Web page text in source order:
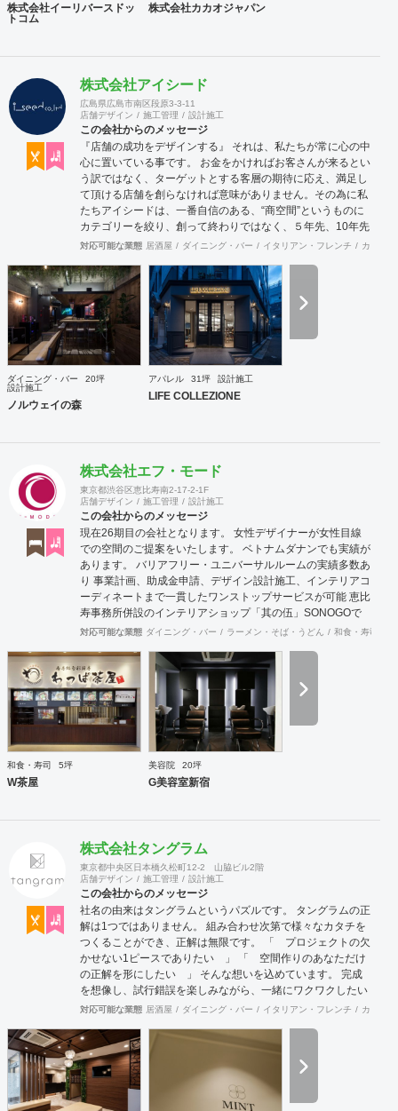
株式会社イーリバースドッ
トコム
株式会社カカオジャパン
株式会社アイシード
広島県広島市南区段原3-3-11
店舗デザイン
施工管理 設計施工
この会社からのメッセージ
『店舗の成功をデザインする』 それは、私たちが常に心の中
心に置いている事です。 お金をかければお客さんが来るとい
う訳ではなく、ターゲットとする客層の期待に応え、満足し
て頂ける店舗を創らなければ意味がありません。その為に私
たちアイシードは、一番自信のある、“商空間”というものに
カテゴリーを絞り、創って終わりではなく、５年先、10年先
を見据えながら、お客様のサクセスパートナーとして、成功
対応可能な業態 居酒屋 ダイニング・バー イタリアン・フレンチ カフェ
ダイニング・バー
20坪
設計施工
ノルウェイの森
アパレル 31坪 設計施工
LIFE COLLEZIONE
株式会社エフ・モード
東京都渋谷区恵比寿南2-17-2-1F
店舗デザイン
施工管理 設計施工
この会社からのメッセージ
現在26期目の会社となります。 女性デザイナーが女性目線
での空間のご提案をいたします。 ベトナムダナンでも実績が
あります。 バリアフリー・ユニバーサルルームの実績多数あ
り 事業計画、助成金申請、デザイン設計施工、インテリアコ
ーディネートまで一貫したワンストップサービスが可能 恵比
寿事務所併設のインテリアショップ「其の伍」SONOGOで
はオリジナル家具をはじめアンティーク骨董家具の販売もし
対応可能な業態 ダイニング・バー ラーメン・そば・うどん 和食・寿司
和食・寿司 5坪
W茶屋
美容院 20坪
G美容室新宿
株式会社タングラム
東京都中央区日本橋久松町12-2 山脇ビル2階
店舗デザイン
施工管理 設計施工
この会社からのメッセージ
社名の由来はタングラムというパズルです。 タングラムの正
解は1つではありません。 組み合わせ次第で様々なカタチを
つくることができ、正解は無限です。 「 プロジェクトの欠
かせない1ピースでありたい 」 「 空間作りのあなただけ
の正解を形にしたい 」 そんな想いを込めています。 完成
を想像し、試行錯誤を楽しみながら、 ​一緒にワクワクしたい
と思っています。
対応可能な業態 居酒屋 ダイニング・バー イタリアン・フレンチ カフェ